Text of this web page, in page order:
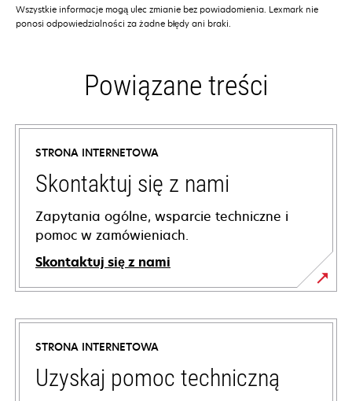
Wszystkie informacje mogą ulec zmianie bez powiadomienia. Lexmark nie
ponosi odpowiedzialności za żadne błędy ani braki.
Powiązane treści
STRONA INTERNETOWA
Skontaktuj się z nami
Zapytania ogólne, wsparcie techniczne i
pomoc w zamówieniach.
Skontaktuj się z nami
STRONA INTERNETOWA
Uzyskaj pomoc techniczną